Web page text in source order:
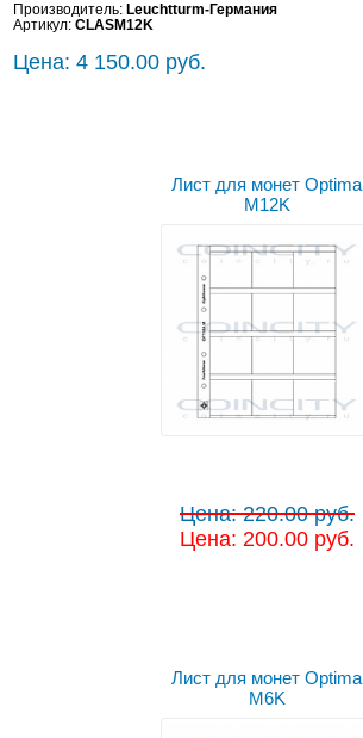
Производитель: Leuchtturm-Германия
Артикул:CLASM12K
Цена: 4 150.00 руб.
Лист для монет Optima
M12K
Цена: 220.00 руб.
Цена: 200.00 руб.
Лист для монет Optima
M6K